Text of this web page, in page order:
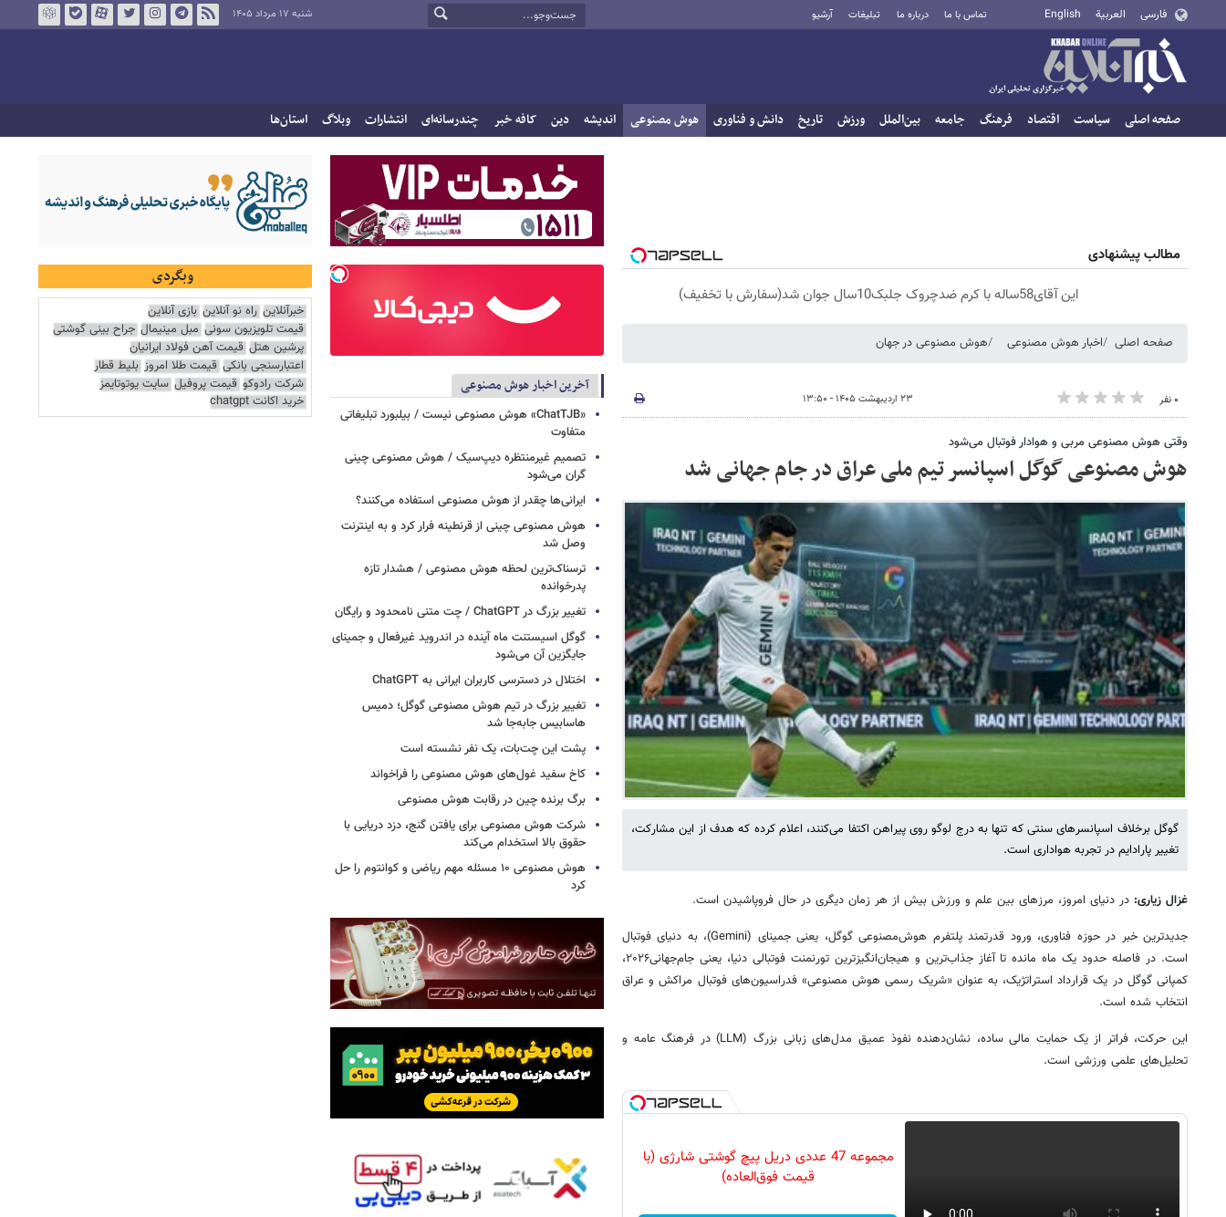
فارسی العربية English تماس با ما درباره ما تبلیغات آرشیو شنبه ۱۷ مرداد ۱۴۰۵
صفحه اصلی سیاست اقتصاد فرهنگ جامعه بین‌الملل ورزش تاریخ دانش و فناوری هوش مصنوعی اندیشه دین کافه خبر چندرسانه‌ای انتشارات وبلاگ استان‌ها
مطالب پیشنهادی
این آقای58ساله با کرم ضدچروک جلبک10سال جوان شد(سفارش با تخفیف)
صفحه اصلی اخبار هوش مصنوعی هوش مصنوعی در جهان
۰ نفر ۲۳ اردیبهشت ۱۴۰۵ - ۱۳:۵۰
وقتی هوش مصنوعی مربی و هوادار فوتبال می‌شود
هوش مصنوعی گوگل اسپانسر تیم ملی عراق در جام جهانی شد
گوگل برخلاف اسپانسرهای سنتی که تنها به درج لوگو روی پیراهن اکتفا می‌کنند، اعلام کرده که هدف از این مشارکت،
تغییر پارادایم در تجربه هواداری است.
غزال زیاری: در دنیای امروز، مرزهای بین علم و ورزش بیش از هر زمان دیگری در حال فروپاشیدن است.
جدیدترین خبر در حوزه فناوری، ورود قدرتمند پلتفرم هوش‌مصنوعی گوگل، یعنی جمینای (Gemini)، به دنیای فوتبال
است. در فاصله حدود یک ماه مانده تا آغاز جذاب‌ترین و هیجان‌انگیزترین تورنمنت فوتبالی دنیا، یعنی جام‌جهانی۲۰۲۶،
کمپانی گوگل در یک قرارداد استراتژیک، به عنوان «شریک رسمی هوش مصنوعی» فدراسیون‌های فوتبال مراکش و عراق
انتخاب شده است.
این حرکت، فراتر از یک حمایت مالی ساده، نشان‌دهنده نفوذ عمیق مدل‌های زبانی بزرگ (LLM) در فرهنگ عامه و
تحلیل‌های علمی ورزشی است.
مجموعه 47 عددی دریل پیچ گوشتی شارژی‌ (با
قیمت فوق‌العاده)
آخرین اخبار هوش مصنوعی
«ChatTJB» هوش مصنوعی نیست / بیلبورد تبلیغاتی
متفاوت
تصمیم غیرمنتظره دیپ‌سیک / هوش مصنوعی چینی
گران می‌شود
ایرانی‌ها چقدر از هوش مصنوعی استفاده می‌کنند؟
هوش مصنوعی چینی از قرنطینه فرار کرد و به اینترنت
وصل شد
ترسناک‌ترین لحظه هوش مصنوعی / هشدار تازه
پدرخوانده
تغییر بزرگ در ChatGPT / چت متنی نامحدود و رایگان
گوگل اسیستنت ماه آینده در اندروید غیرفعال و جمینای
جایگزین آن می‌شود
اختلال در دسترسی کاربران ایرانی به ChatGPT
تغییر بزرگ در تیم هوش مصنوعی گوگل؛ دمیس
هاسابیس جابه‌جا شد
پشت این چت‌بات، یک نفر نشسته است
کاخ سفید غول‌های هوش مصنوعی را فراخواند
برگ برنده چین در رقابت هوش مصنوعی
شرکت هوش مصنوعی برای یافتن گنج، دزد دریایی با
حقوق بالا استخدام می‌کند
هوش مصنوعی ۱۰ مسئله مهم ریاضی و کوانتوم را حل
کرد
وبگردی
خبرآنلاین راه نو آنلاین بازی آنلاین
قیمت تلویزیون سونی مبل مینیمال جراح بینی گوشتی
پرشین هتل قیمت آهن فولاد ایرانیان
اعتبارسنجی بانکی قیمت طلا امروز بلیط قطار
شرکت رادوکو قیمت پروفیل سایت یوتوتایمز
خرید اکانت chatgpt